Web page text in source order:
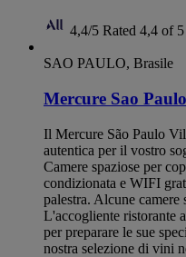
4,4/5 Rated 4,4 of 5
SAO PAULO, Brasile
Mercure Sao
Il Mercure São Paulo
autentica per il vostro
Camere spaziose per
condizionata e WIFI
palestra. Alcune
L'accogliente ristorante
per preparare le sue
nostra selezione di vini